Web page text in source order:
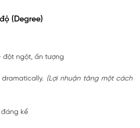
(Degree)
ngột, ấn tượng
(Lợi nhuận tăng một cách
kể